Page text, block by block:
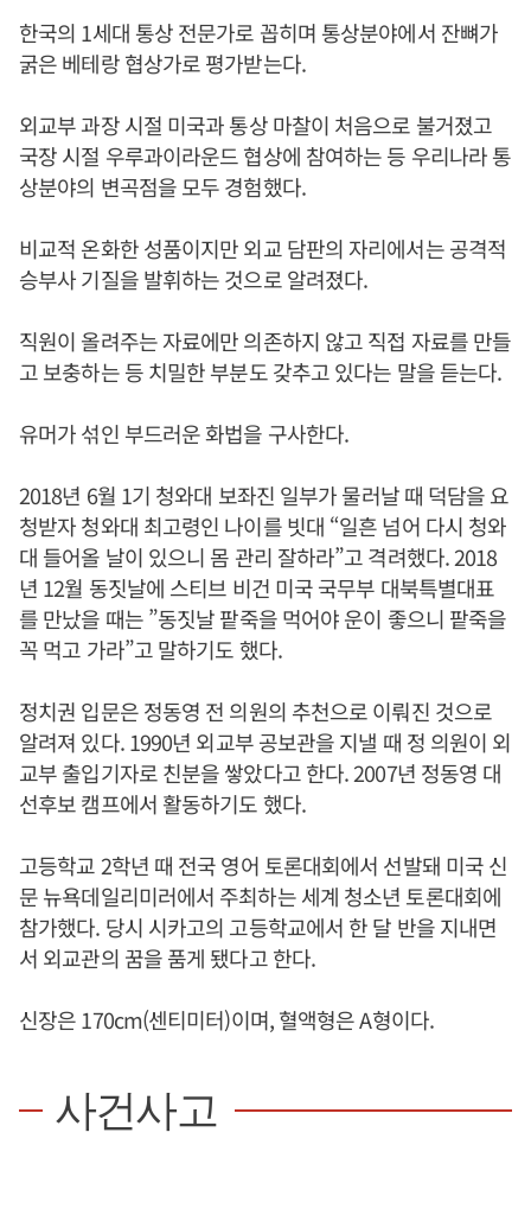
한국의 1세대 통상 전문가로 꼽히며 통상분야에서 잔뼈가
굵은 베테랑 협상가로 평가받는다.
외교부 과장 시절 미국과 통상 마찰이 처음으로 불거졌고
국장 시절 우루과이라운드 협상에 참여하는 등 우리나라 통
상분야의 변곡점을 모두 경험했다.
비교적 온화한 성품이지만 외교 담판의 자리에서는 공격적
승부사 기질을 발휘하는 것으로 알려졌다.
직원이 올려주는 자료에만 의존하지 않고 직접 자료를 만들
고 보충하는 등 치밀한 부분도 갖추고 있다는 말을 듣는다.
유머가 섞인 부드러운 화법을 구사한다.
2018년 6월 1기 청와대 보좌진 일부가 물러날 때 덕담을 요
청받자 청와대 최고령인 나이를 빗대 “일흔 넘어 다시 청와
대 들어올 날이 있으니 몸 관리 잘하라”고 격려했다. 2018
년 12월 동짓날에 스티브 비건 미국 국무부 대북특별대표
를 만났을 때는 ”동짓날 팥죽을 먹어야 운이 좋으니 팥죽을
꼭 먹고 가라”고 말하기도 했다.
정치권 입문은 정동영 전 의원의 추천으로 이뤄진 것으로
알려져 있다. 1990년 외교부 공보관을 지낼 때 정 의원이 외
교부 출입기자로 친분을 쌓았다고 한다. 2007년 정동영 대
선후보 캠프에서 활동하기도 했다.
고등학교 2학년 때 전국 영어 토론대회에서 선발돼 미국 신
문 뉴욕데일리미러에서 주최하는 세계 청소년 토론대회에
참가했다. 당시 시카고의 고등학교에서 한 달 반을 지내면
서 외교관의 꿈을 품게 됐다고 한다.
신장은 170cm(센티미터)이며, 혈액형은 A형이다.
사건사고